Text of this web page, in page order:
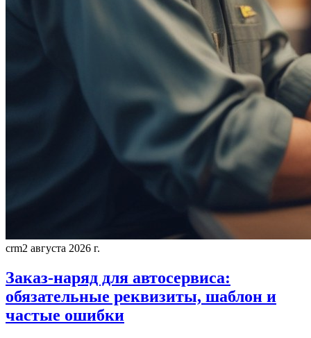
crm2 августа 2026 г.
Заказ-наряд для автосервиса:
обязательные реквизиты, шаблон и
частые ошибки